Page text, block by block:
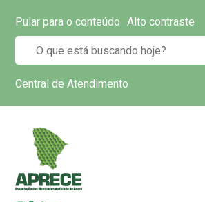
Pular para o conteúdo Alto contraste
Central de Atendimento